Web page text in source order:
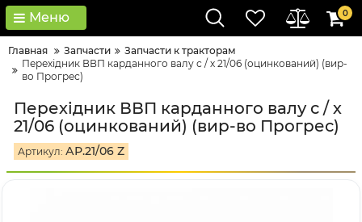
Меню 0
Главная Запчасти
Запчасти к тракторам
Перехідник ВВП карданного валу с / х 21/06 (оцинкований) (вир-
во Прогрес)
Перехідник ВВП карданного валу с / х
21/06 (оцинкований) (вир-во Прогрес)
Артикул: АР.21/06 Z